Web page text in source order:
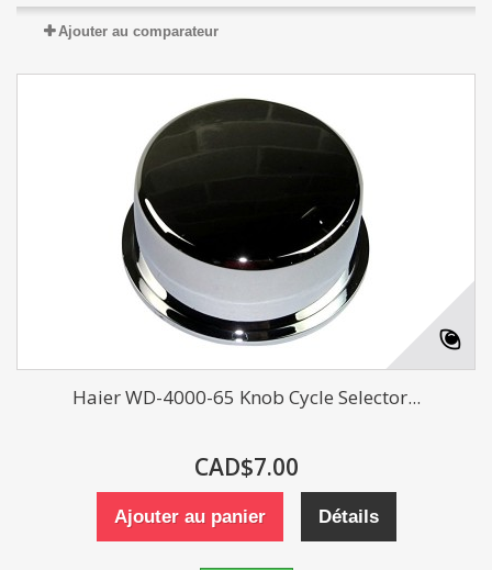
Ajouter au comparateur
Haier WD-4000-65 Knob Cycle Selector...
CAD$7.00
Ajouter au panier Détails